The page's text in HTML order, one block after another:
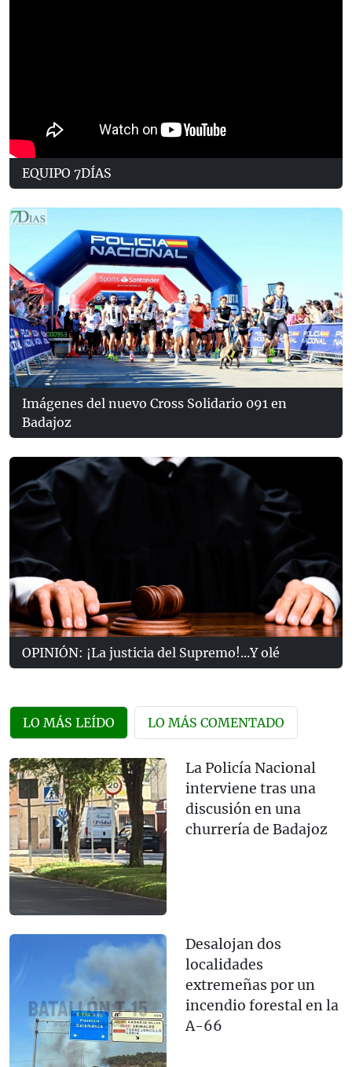
EQUIPO 7DÍAS
Imágenes del nuevo Cross Solidario 091 en
Badajoz
OPINIÓN: ¡La justicia del Supremo!...Y olé
LO MÁS LEÍDO LO MÁS COMENTADO
La Policía Nacional
interviene tras una
discusión en una
churrería de Badajoz
Desalojan dos
localidades
extremeñas por un
incendio forestal en la
A-66